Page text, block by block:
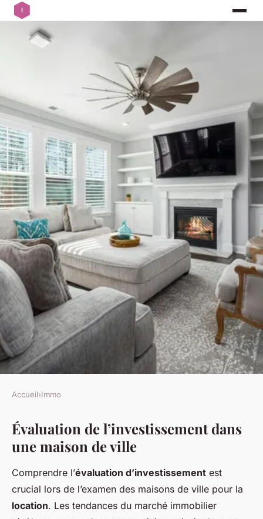
Investir dans une maison de
ville pour la location : une
bonne idée ?
Guillaume 29 novembre 2024• 5 min de lecture
Accueil›Immo
Évaluation de l’investissement dans
une maison de ville
Comprendre l’évaluation d’investissement est
crucial lors de l’examen des maisons de ville pour la
location. Les tendances du marché immobilier